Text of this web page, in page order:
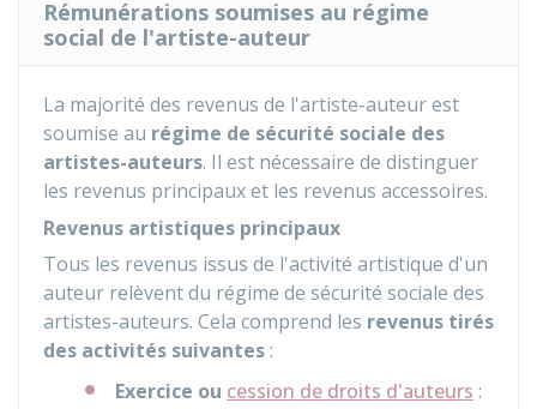
Rémunérations soumises au régime
social de l'artiste-auteur
La majorité des revenus de l'artiste-auteur est
soumise au régime de sécurité sociale des
artistes-auteurs. Il est nécessaire de distinguer
les revenus principaux et les revenus accessoires.
Revenus artistiques principaux
Tous les revenus issus de l'activité artistique d'un
auteur relèvent du régime de sécurité sociale des
artistes-auteurs. Cela comprend les revenus tirés
des activités suivantes :
Exercice ou cession de droits d'auteurs :